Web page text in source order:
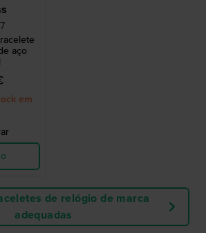
aço
em
de relógio de marca
adequadas